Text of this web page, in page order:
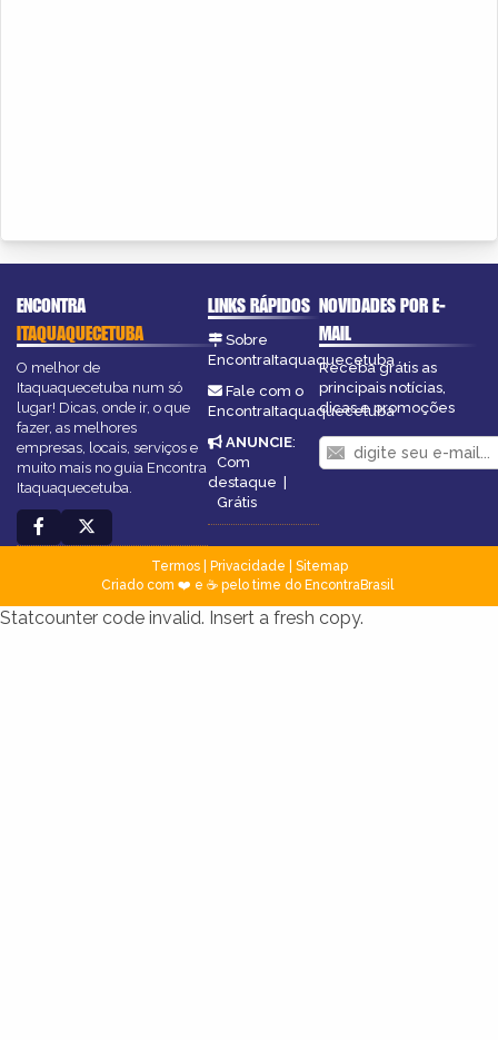
ENCONTRA
ITAQUAQUECETUBA
O melhor de
Itaquaquecetuba num só
lugar! Dicas, onde ir, o que
fazer, as melhores
empresas, locais, serviços e
muito mais no guia Encontra
Itaquaquecetuba.
LINKS RÁPIDOS
Sobre
EncontraItaquaquecetuba
Fale com o
EncontraItaquaquecetuba
ANUNCIE:
Com
destaque |
Grátis
NOVIDADES POR E-
MAIL
Receba grátis as
principais notícias,
dicas e promoções
Termos| Privacidade
Sitemap
Criado com ❤️ e ☕ pelo time do EncontraBrasil
Statcounter code invalid. Insert a fresh copy.